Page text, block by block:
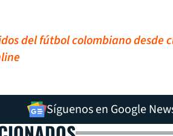
del fútbol colombiano desde
Síguenos en Google